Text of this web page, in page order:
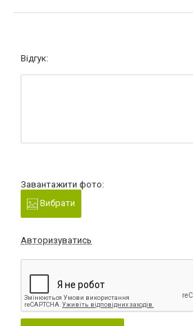
Відгук:
Завантажити фото:
Вибрати
Авторизуватись